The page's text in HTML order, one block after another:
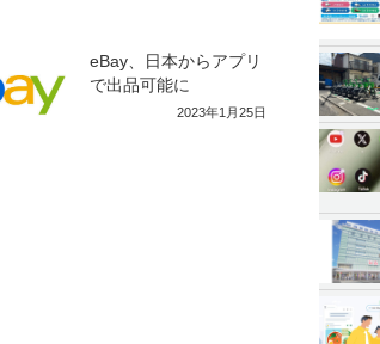
eBay、日本からアプリ
で出品可能に
2023年1月25日